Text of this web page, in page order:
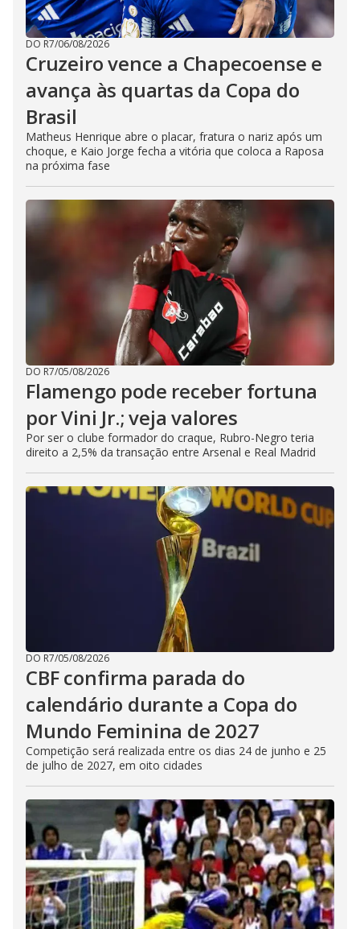
DO R7/06/08/2026
Cruzeiro vence a Chapecoense e
avança às quartas da Copa do
Brasil
Matheus Henrique abre o placar, fratura o nariz após um
choque, e Kaio Jorge fecha a vitória que coloca a Raposa
na próxima fase
DO R7/05/08/2026
Flamengo pode receber fortuna
por Vini Jr.; veja valores
Por ser o clube formador do craque, Rubro-Negro teria
direito a 2,5% da transação entre Arsenal e Real Madrid
DO R7/05/08/2026
CBF confirma parada do
calendário durante a Copa do
Mundo Feminina de 2027
Competição será realizada entre os dias 24 de junho e 25
de julho de 2027, em oito cidades